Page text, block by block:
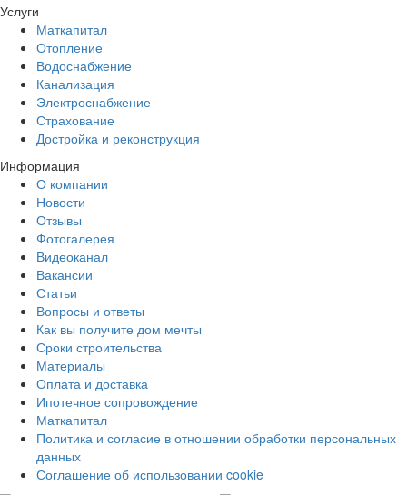
Услуги
Маткапитал
Отопление
Водоснабжение
Канализация
Электроснабжение
Страхование
Достройка и реконструкция
Информация
О компании
Новости
Отзывы
Фотогалерея
Видеоканал
Вакансии
Статьи
Вопросы и ответы
Как вы получите дом мечты
Сроки строительства
Материалы
Оплата и доставка
Ипотечное сопровождение
Маткапитал
Политика и согласие в отношении обработки персональных
данных
Соглашение об использовании cookie